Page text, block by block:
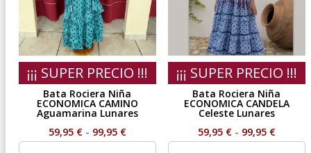
¡¡¡ SUPER PRECIO !!!
Bata Rociera Niña
ECONOMICA CAMINO
Aguamarina Lunares
59,95 € - 99,95 €Rango
¡¡¡ SUPER PRECIO !!!
Bata Rociera Niña
ECONOMICA CANDELA
Celeste Lunares
59,95 € - 99,95 €Rango